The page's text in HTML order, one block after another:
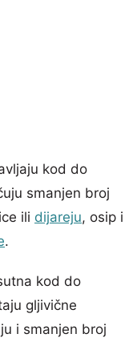
kod do
smanjen broj
ili dijareju, osip i
.
kod do
gljivične
i smanjen broj